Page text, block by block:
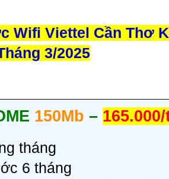
Wifi Viettel Cần Thơ
3/2025
150Mb –
tháng
6 tháng